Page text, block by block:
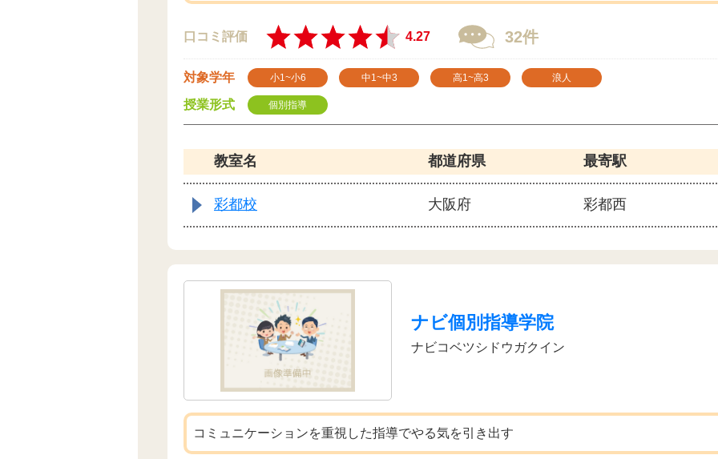
口コミ評価 4.27 32件
対象学年 小1~小6 中1~中3 高1~高3 浪人
授業形式 個別指導
教室名 都道府県 最寄駅
彩都校 大阪府 彩都西
ナビ個別指導学院
ナビコベツシドウガクイン
コミュニケーションを重視した指導でやる気を引き出す